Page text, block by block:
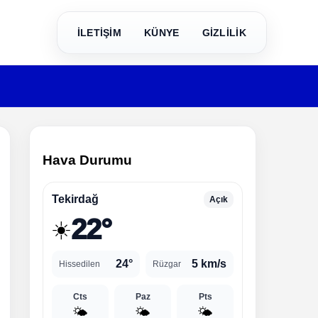
İLETİŞİM KÜNYE GİZLİLİK
Hava Durumu
Tekirdağ Açık
☀️22°
Hissedilen 24° Rüzgar 5 km/s
Cts
🌤️
Paz
🌤️
Pts
🌤️